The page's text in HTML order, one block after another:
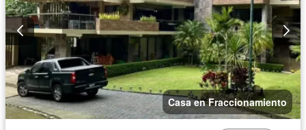
Casa en Fraccionamiento